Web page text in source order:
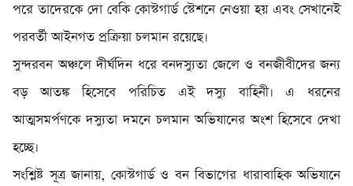
পরে তাদেরকে দো বেকি কোস্টগার্ড স্টেশনে নেওয়া হয় এবং সেখানেই
পরবর্তী আইনগত প্রক্রিয়া চলমান রয়েছে।
সুন্দরবন অঞ্চলে দীর্ঘদিন ধরে বনদস্যুতা জেলে ও বনজীবীদের জন্য
বড় আতঙ্ক হিসেবে পরিচিত এই দস্যু বাহিনী। এ ধরনের
আত্মসমর্পণকে দস্যুতা দমনে চলমান অভিযানের অংশ হিসেবে দেখা
হচ্ছে।
সংশ্লিষ্ট সূত্র জানায়, কোস্টগার্ড ও বন বিভাগের ধারাবাহিক অভিযানে